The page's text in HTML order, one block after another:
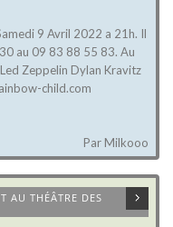
9 Avril 2022 a 21h. Il
au 09 83 88 55 83. Au
Zeppelin Dylan Kravitz
child.com
Par Milkooo
AU THÉÂTRE DES